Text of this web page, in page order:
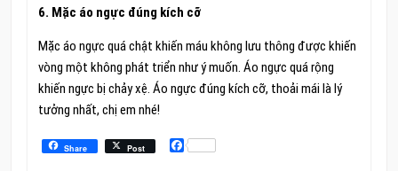
6. Mặc áo ngực đúng kích cỡ
Mặc áo ngực quá chật khiến máu không lưu thông được khiến
vòng một không phát triển như ý muốn. Áo ngực quá rộng
khiến ngực bị chảy xệ. Áo ngực đúng kích cỡ, thoải mái là lý
tưởng nhất, chị em nhé!
Share Post Facebook